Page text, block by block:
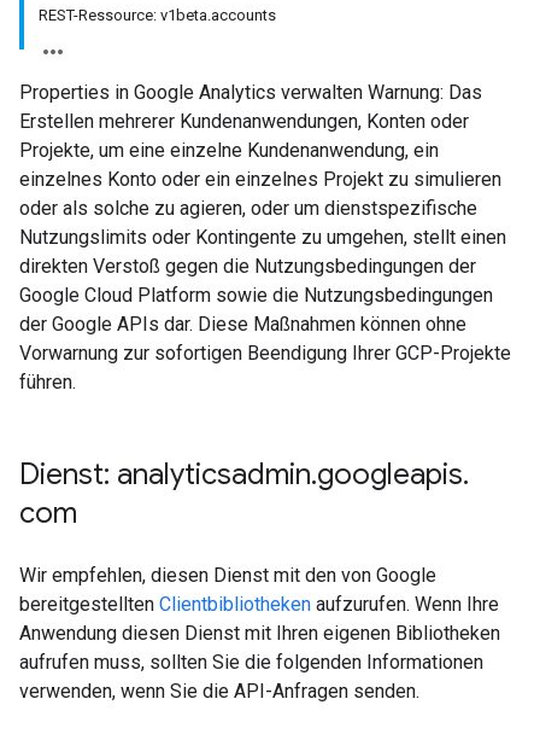
REST-Ressource: v1beta.accounts
Properties in Google Analytics verwalten Warnung: Das
Erstellen mehrerer Kundenanwendungen, Konten oder
Projekte, um eine einzelne Kundenanwendung, ein
einzelnes Konto oder ein einzelnes Projekt zu simulieren
oder als solche zu agieren, oder um dienstspezifische
Nutzungslimits oder Kontingente zu umgehen, stellt einen
direkten Verstoß gegen die Nutzungsbedingungen der
Google Cloud Platform sowie die Nutzungsbedingungen
der Google APIs dar. Diese Maßnahmen können ohne
Vorwarnung zur sofortigen Beendigung Ihrer GCP-Projekte
führen.
Dienst: analyticsadmin.googleapis.
com
Wir empfehlen, diesen Dienst mit den von Google
bereitgestellten Clientbibliotheken aufzurufen. Wenn Ihre
Anwendung diesen Dienst mit Ihren eigenen Bibliotheken
aufrufen muss, sollten Sie die folgenden Informationen
verwenden, wenn Sie die API-Anfragen senden.